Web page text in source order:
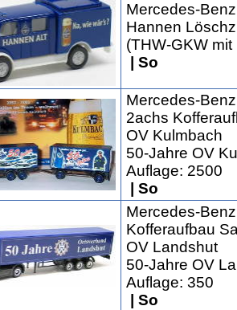
Mercedes-
Hannen
(THW-GKW
| So
Mercedes-
2achs
OV Kulmbach
50-Jahre OV
Auflage: 2500
| So
Mercedes-
Kofferaufbau
OV Landshut
50-Jahre OV
Auflage: 350
| So